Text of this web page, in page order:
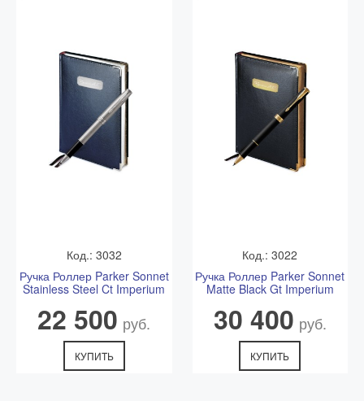
Код.: 3032
Ручка Роллер Parker Sonnet
Stainless Steel Ct Imperium
22 500 руб.
КУПИТЬ
Код.: 3022
Ручка Роллер Parker Sonnet
Matte Black Gt Imperium
30 400 руб.
КУПИТЬ